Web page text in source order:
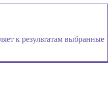
к результатам выбранные